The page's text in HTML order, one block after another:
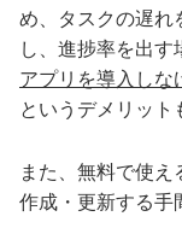
め、タスクの遅れ
し、進捗率を出す
アプリを導入しな
というデメリット
また、無料で使
作成・更新する手